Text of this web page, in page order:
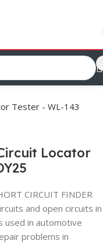
Locator
CIRCUIT FINDER
and open circuits in
used in automotive
problems in